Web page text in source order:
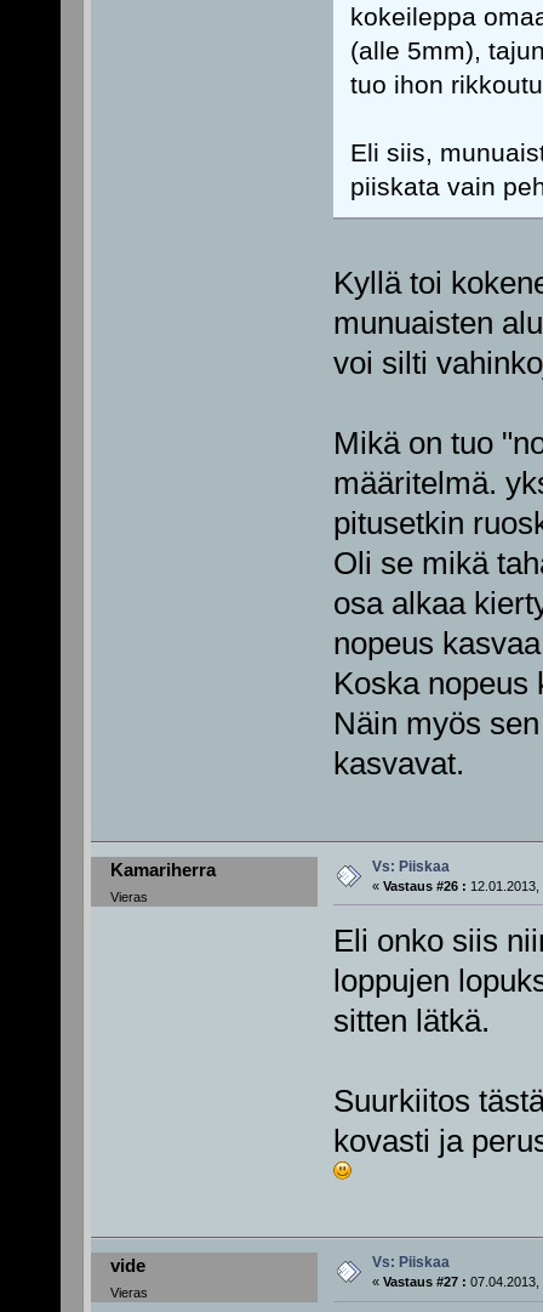
kokeileppa
(alle 5mm),
tuo ihon
Eli siis,
piiskata vain
Kyllä toi
munuaisten
voi silti
Mikä on tuo
määritelmä.
pitusetkin
Oli se mikä
osa alkaa
nopeus
Koska nopeus
Näin myös
kasvavat.
Kamariherra
Vieras
Vs: Piiskaa
« Vastaus #26 : 12.01.2013,
Eli onko siis
loppujen
sitten lätkä.
Suurkiitos
kovasti ja
vide
Vieras
Vs: Piiskaa
« Vastaus #27 : 07.04.2013,